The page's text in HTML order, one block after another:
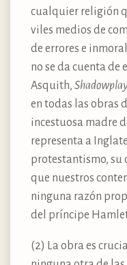
cualquier religión
viles medios de
de errores e
no se da cuenta de
Asquith, Shadowplay
en todas las obras
incestuosa madre
representa a
protestantismo, su
que nuestros
ninguna razón
del príncipe
(2) La obra es